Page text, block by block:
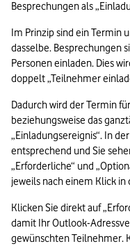
Besprechungen als
Im Prinzip sind ein Termin
dasselbe. Besprechungen
Personen einladen. Dies
doppelt „Teilnehmer
Dadurch wird der Termin
beziehungsweise das
„Einladungsereignis“. In
entsprechend und Sie
„Erforderliche“ und
jeweils nach einem Klick
Klicken Sie direkt auf
damit Ihr Outlook-
gewünschten Teilnehmer.